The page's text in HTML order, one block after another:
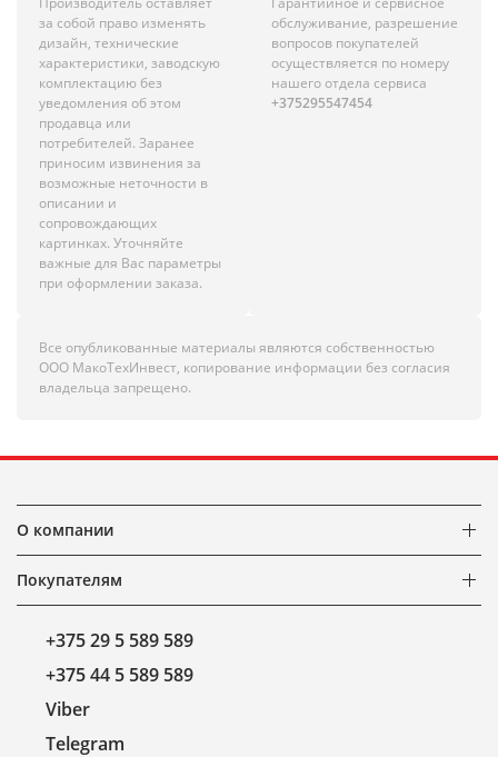
за собой право изменять
дизайн, технические
характеристики, заводскую
комплектацию без
уведомления об этом
продавца или
потребителей. Заранее
приносим извинения за
возможные неточности в
описании и
сопровождающих
картинках. Уточняйте
важные для Вас параметры
при оформлении заказа.
обслуживание, разрешение
вопросов покупателей
осуществляется по номеру
нашего отдела сервиса
+375295547454
Все опубликованные материалы являются собственностью
ООО МакоТехИнвест, копирование информации без согласия
владельца запрещено.
О компании
Покупателям
+375 29 5 589 589
+375 44 5 589 589
Viber
Telegram